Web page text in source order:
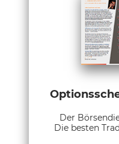
Der
Die besten